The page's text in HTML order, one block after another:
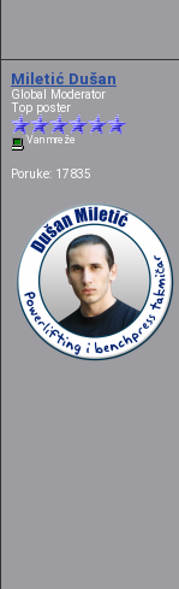
Miletić Dušan
Global Moderator
Top poster
Van mreže
Poruke: 17835